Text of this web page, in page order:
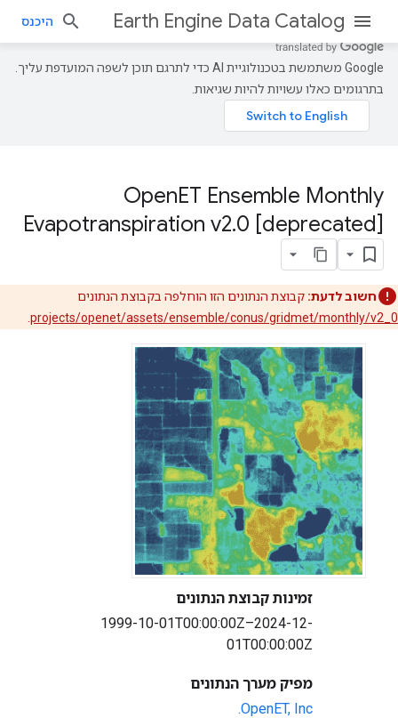
Earth Engine Data Catalog היכנס
‫Google משתמשת בטכנולוגיית AI כדי לתרגם תוכן לשפה המועדפת עליך.
בתרגומים כאלו עשויות להיות שגיאות.
OpenET Ensemble Monthly
Evapotranspiration v2.0 [deprecated]
חשוב לדעת: קבוצת הנתונים הזו הוחלפה בקבוצת הנתונים
projects/openet/assets/ensemble/conus/gridmet/monthly/v2_0
זמינות קבוצת הנתונים
1999-10-01T00:00:00Z–2024-12-
01T00:00:00Z
מפיק מערך הנתונים
OpenET, Inc.